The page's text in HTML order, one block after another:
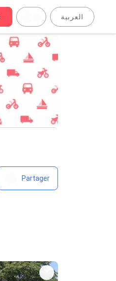
العربية
Partager